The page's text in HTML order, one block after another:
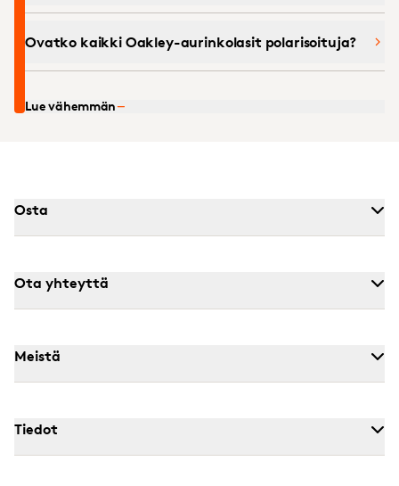
Ovatko kaikki Oakley-aurinkolasit polarisoituja?
Lue vähemmän
Osta
Ota yhteyttä
Meistä
Tiedot